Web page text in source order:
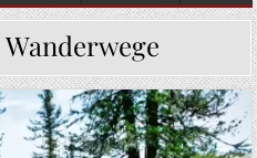
Wanderwege